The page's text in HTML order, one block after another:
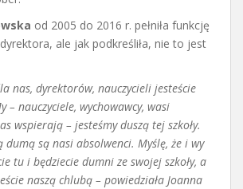
od 2005 do 2016 r. pełniła funkcję
ale jak podkreśliła, nie to jest
nas, dyrektorów, nauczycieli jesteście
– nauczyciele, wychowawcy, wasi
wspierają – jesteśmy duszą tej szkoły.
dumą są nasi absolwenci. Myślę, że i wy
tu i będziecie dumni ze swojej szkoły, a
naszą chlubą – powiedziała Joanna